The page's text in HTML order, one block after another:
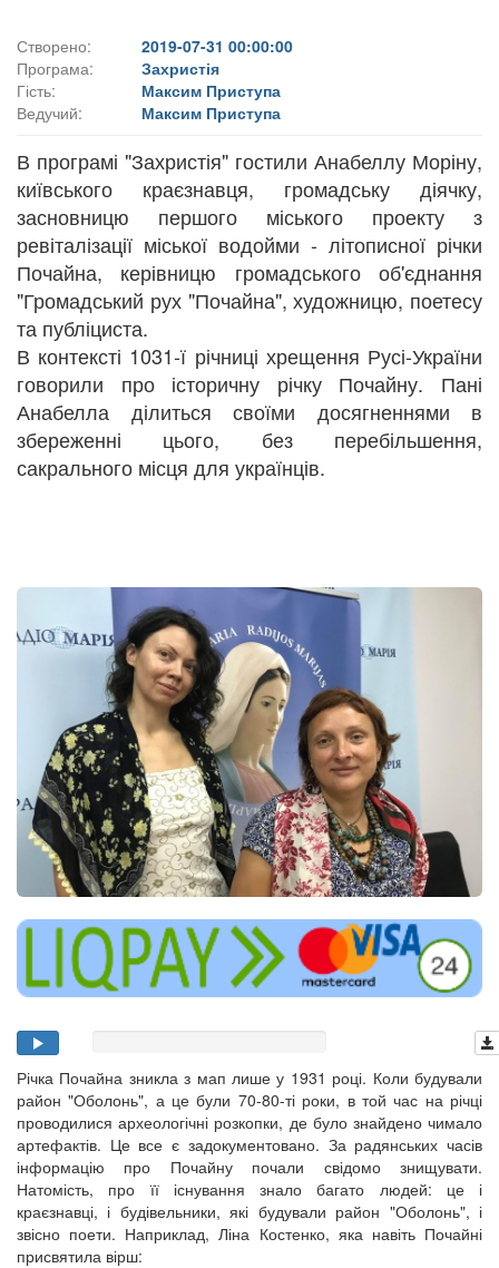
Створено:
2019-07-31 00:00:00
Програма:
Захристія
Гість:
Максим Приступа
Ведучий:
Максим Приступа
В програмі "Захристія" гостили Анабеллу Моріну,
київського краєзнавця, громадську діячку,
засновницю першого міського проекту з
ревіталізації міської водойми - літописної річки
Почайна, керівницю громадського об'єднання
"Громадський рух "Почайна", художницю, поетесу
та публіциста.
В контексті 1031-ї річниці хрещення Русі-України
говорили про історичну річку Почайну. Пані
Анабелла ділиться своїми досягненнями в
збереженні цього, без перебільшення,
сакрального місця для українців.
Річка Почайна зникла з мап лише у 1931 році. Коли будували
район "Оболонь", а це були 70-80-ті роки, в той час на річці
проводилися археологічні розкопки, де було знайдено чимало
артефактів. Це все є задокументовано. За радянських часів
інформацію про Почайну почали свідомо знищувати.
Натомість, про її існування знало багато людей: це і
краєзнавці, і будівельники, які будували район "Оболонь", і
звісно поети. Наприклад, Ліна Костенко, яка навіть Почайні
присвятила вірш: